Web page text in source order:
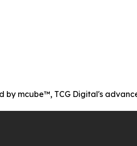
by mcube™, TCG Digital's